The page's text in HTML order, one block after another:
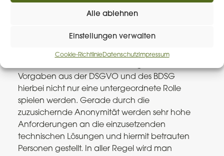
Alle ablehnen
Einstellungen verwalten
Cookie-RichtlinieDatenschutzImpressum
welche regeln, wie Hinweisgeber Eingaben
machen können und wie die Meldestelle
Der datenschutzrechtlich versierte Leser kann
Vorgaben aus der DSGVO und des BDSG
hierbei nicht nur eine untergeordnete Rolle
spielen werden. Gerade durch die
zuzusichernde Anonymität werden sehr hohe
Anforderungen an die einzusetzenden
technischen Lösungen und hiermit betrauten
Personen gestellt. In aller Regel wird man